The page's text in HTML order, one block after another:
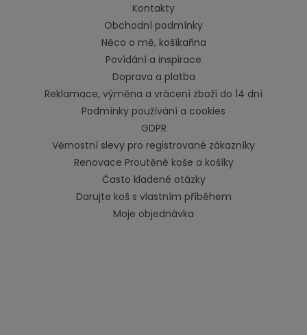
Kontakty
Obchodní podmínky
Něco o mě, košíkařina
Povídání a inspirace
Doprava a platba
Reklamace, výměna a vrácení zboží do 14 dní
Podmínky používání a cookies
GDPR
Věrnostní slevy pro registrované zákazníky
Renovace Proutěné koše a košíky
Často kladené otázky
Darujte koš s vlastním příběhem
Moje objednávka